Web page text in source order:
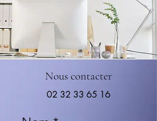
Nous contacter
02 32 33 65 16